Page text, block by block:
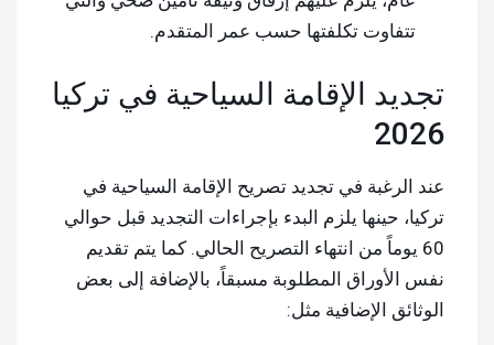
تتفاوت تكلفتها حسب عمر المتقدم.
تجديد الإقامة السياحية في تركيا
2026
عند الرغبة في تجديد تصريح الإقامة السياحية في
تركيا، حينها يلزم البدء بإجراءات التجديد قبل حوالي
60 يوماً من انتهاء التصريح الحالي. كما يتم تقديم
نفس الأوراق المطلوبة مسبقاً، بالإضافة إلى بعض
الوثائق الإضافية مثل: